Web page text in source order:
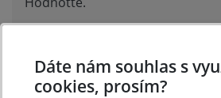
Dáte nám souhlas s
cookies, prosím?